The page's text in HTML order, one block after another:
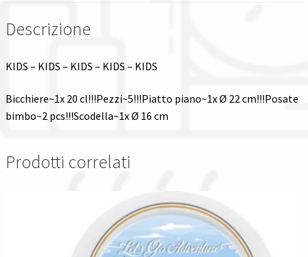
Descrizione
KIDS – KIDS – KIDS – KIDS – KIDS
Bicchiere~1x 20 cl!!!Pezzi~5!!!Piatto piano~1x Ø 22 cm!!!Posate
bimbo~2 pcs!!!Scodella~1x Ø 16 cm
Prodotti correlati